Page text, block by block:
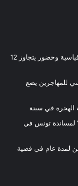
مؤتمر Ai4 2026 يختتم دورته التاسعة بأرقام قياسية وحضور يتجاوز 12
للمهاجرين يضع
الهجرة في سبتة
لمساندة تونس في
لمدة عام في قضية